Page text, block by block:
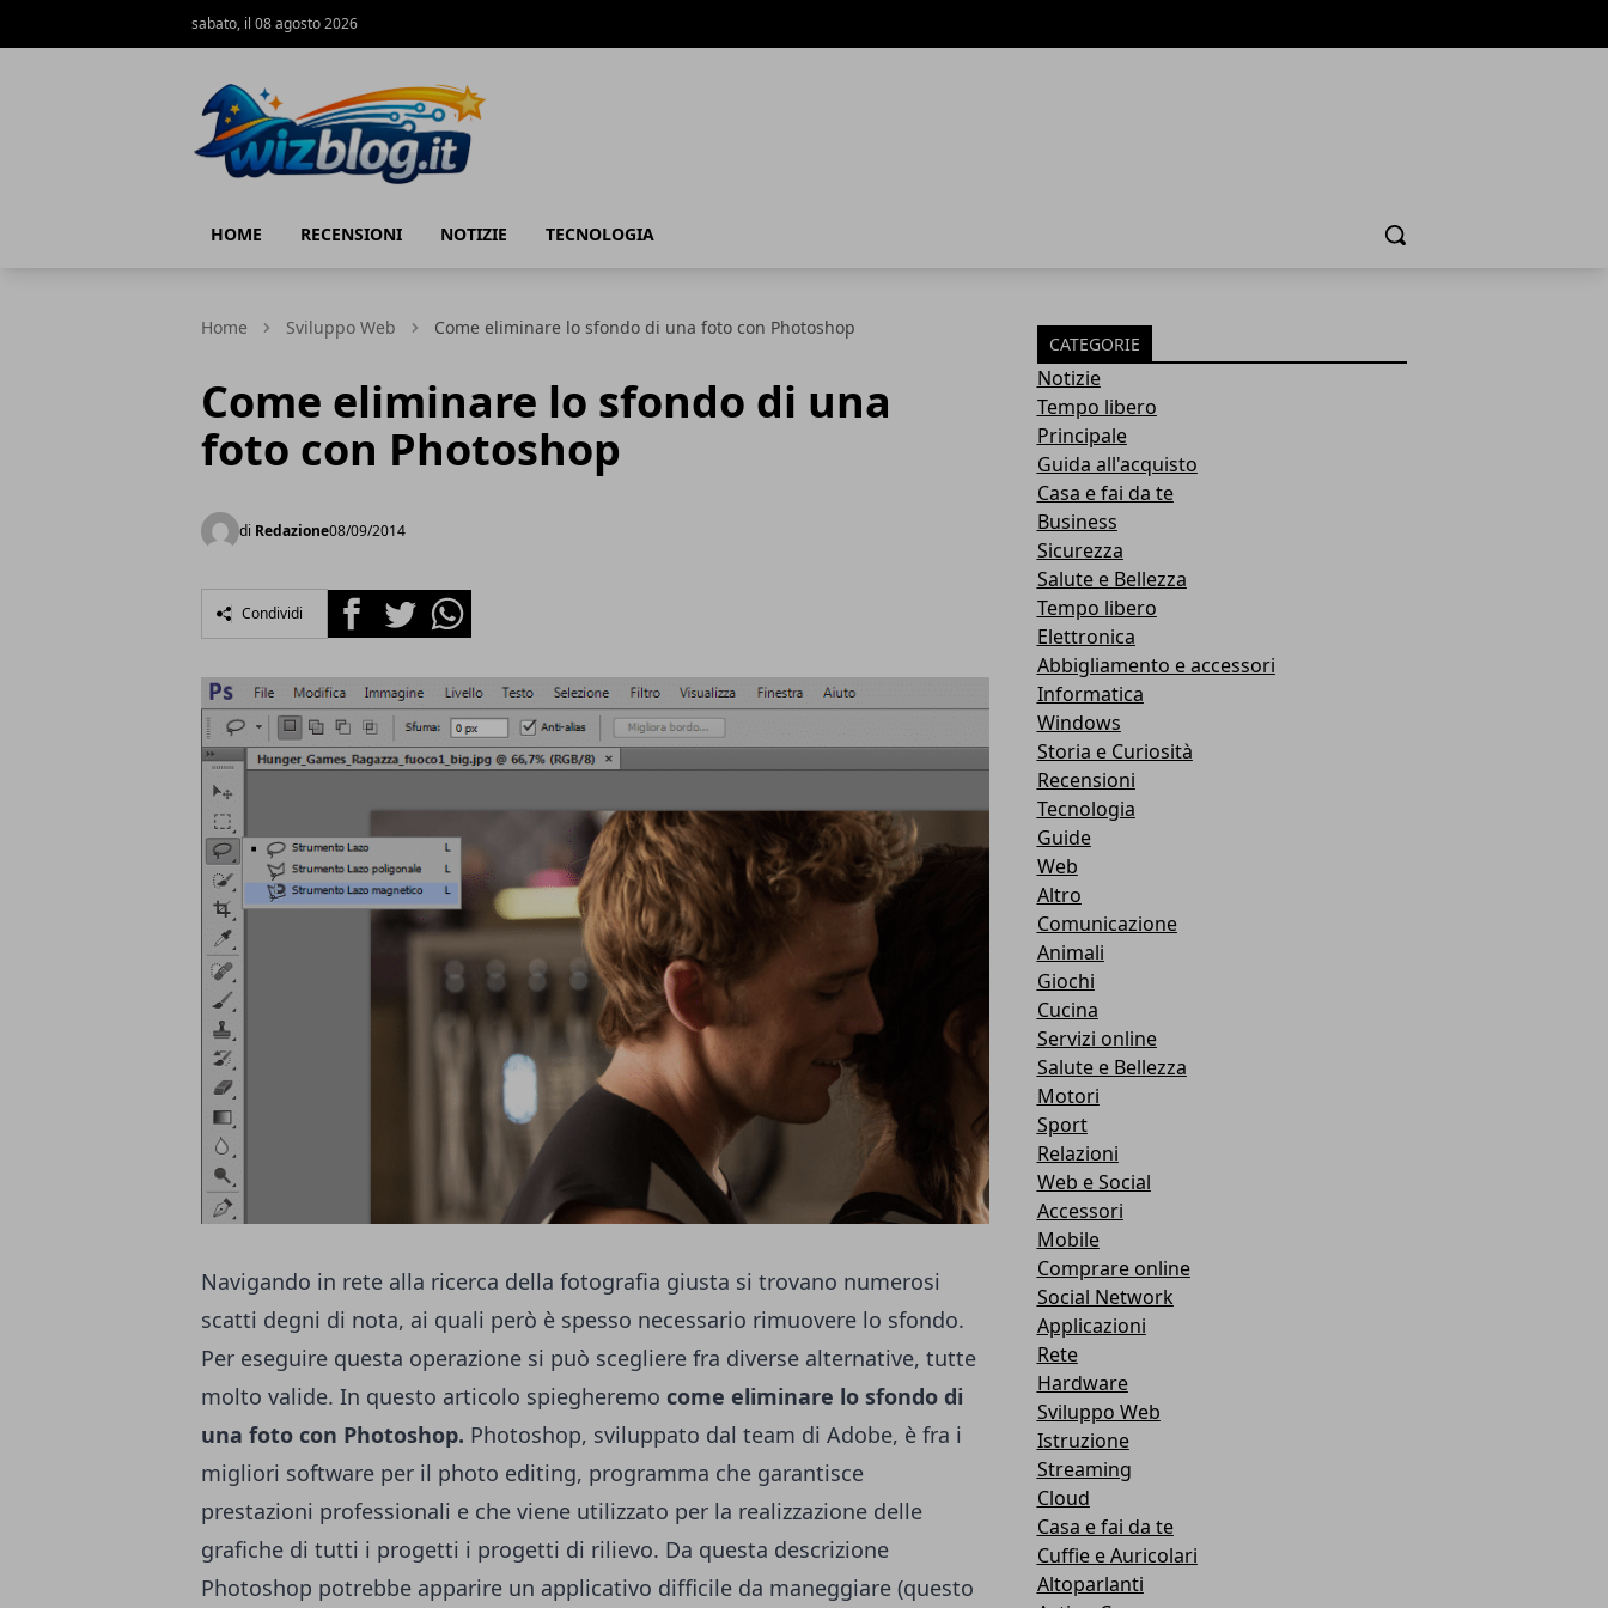
sabato, il 08 agosto 2026
HOME RECENSIONI NOTIZIE TECNOLOGIA Cerca
Home Sviluppo Web Come eliminare lo sfondo di una foto con Photoshop
Come eliminare lo sfondo di una
foto con Photoshop
di Redazione08/09/2014
Condividi FacebookTwitterWhatsapp
Navigando in rete alla ricerca della fotografia giusta si trovano numerosi
scatti degni di nota, ai quali però è spesso necessario rimuovere lo sfondo.
Per eseguire questa operazione si può scegliere fra diverse alternative, tutte
molto valide. In questo articolo spiegheremo come eliminare lo sfondo di
una foto con Photoshop. Photoshop, sviluppato dal team di Adobe, è fra i
migliori software per il photo editing, programma che garantisce
prestazioni professionali e che viene utilizzato per la realizzazione delle
grafiche di tutti i progetti i progetti di rilievo. Da questa descrizione
Photoshop potrebbe apparire un applicativo difficile da maneggiare (questo
CATEGORIE
Notizie
Tempo libero
Principale
Guida all'acquisto
Casa e fai da te
Business
Sicurezza
Salute e Bellezza
Tempo libero
Elettronica
Abbigliamento e accessori
Informatica
Windows
Storia e Curiosità
Recensioni
Tecnologia
Guide
Web
Altro
Comunicazione
Animali
Giochi
Cucina
Servizi online
Salute e Bellezza
Motori
Sport
Relazioni
Web e Social
Accessori
Mobile
Comprare online
Social Network
Applicazioni
Rete
Hardware
Sviluppo Web
Istruzione
Streaming
Cloud
Casa e fai da te
Cuffie e Auricolari
Altoparlanti